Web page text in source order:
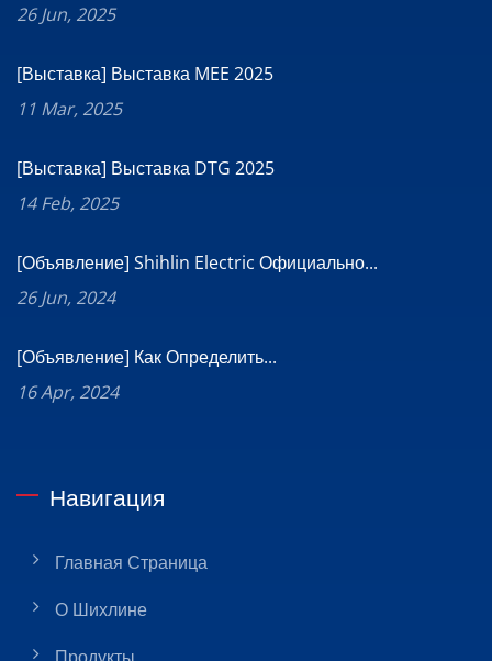
26 Jun, 2025
[Выставка] Выставка MEE 2025
11 Mar, 2025
[Выставка] Выставка DTG 2025
14 Feb, 2025
[Объявление] Shihlin Electric Официально...
26 Jun, 2024
[Объявление] Как Определить...
16 Apr, 2024
Навигация
Главная Страница
О Шихлине